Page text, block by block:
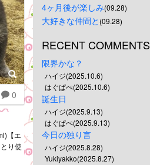
0
【エ
り使
4ヶ月後が楽しみ(09.28)
大好きな仲間と (09.28)
RECENT COMMENTS
限界かな？
ハイジ(2025.10.6)
はぐぱぺ(2025.10.6)
誕生日
ハイジ(2025.9.13)
はぐぱぺ(2025.9.13)
今日の独り言
ハイジ(2025.8.28)
Yukiyakko(2025.8.27)